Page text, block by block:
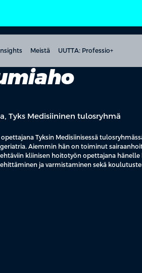
Meistä UUTTA: Professio+
Tyks Medisiininen tulosryhmä
Tyksin Medisiinisessä
Aiemmin hän on toiminut
kliinisen hoitotyön opettajana
ja varmistaminen sekä